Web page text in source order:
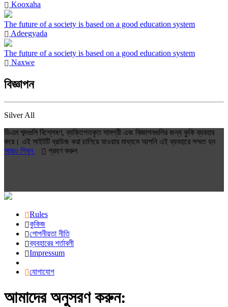
Kooxaha
The future of a society is based on a good education system
Adeegyada
The future of a society is based on a good education system
Naxwe
বিজ্ঞাপন
Silver All
ডিএম শব্দগুলি বিশ্লেষণ, ব্যক্তিগতকৃত সামগ্রী এবং বিজ্ঞাপনগুলির জন্য কুকি ব্যবহার
করে। এই সাইটটি ব্রাউজ করা চালিয়ে যাওয়ার মাধ্যমে আপনি এই ব্যবহারে সম্মত হন
আরও শিখুন
গ্রহণ করুন
Rules
কুকিজ
গোপনীয়তা নীতি
ব্যবহারের শর্তাবলী
Impressum
যোগাযোগ
আমাদের অনুসরণ করুন: